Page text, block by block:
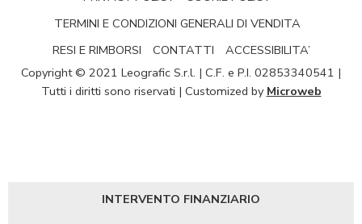
TERMINI E CONDIZIONI GENERALI DI VENDITA
RESI E RIMBORSI
CONTATTI
ACCESSIBILITA’
Copyright © 2021 Leografic S.r.l. | C.F. e P.I. 02853340541 |
Tutti i diritti sono riservati | Customized by Microweb
INTERVENTO FINANZIARIO